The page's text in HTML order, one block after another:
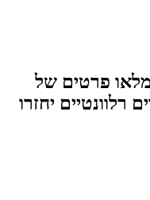
פרטים של
רלוונטיים יחזרו